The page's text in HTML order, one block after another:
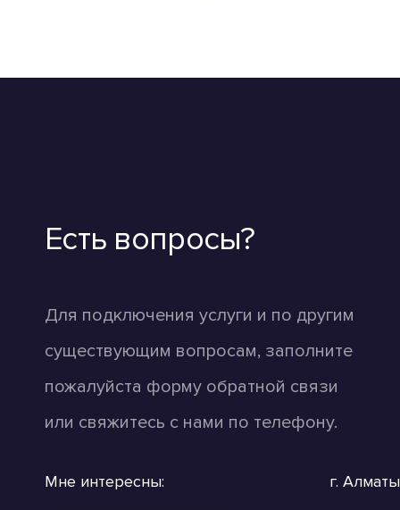
Есть вопросы?
Для подключения услуги и по другим
существующим вопросам, заполните
пожалуйста форму обратной cвязи
или свяжитесь с нами по телефону.
Мне интересны: г. Алматы